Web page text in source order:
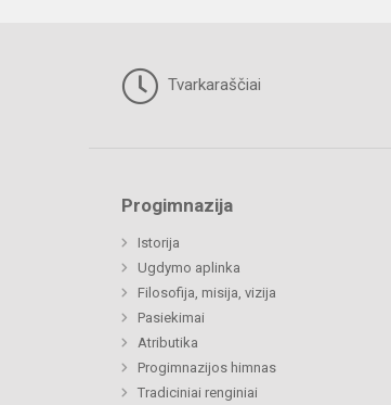
Tvarkaraščiai
Progimnazija
Istorija
Ugdymo aplinka
Filosofija, misija, vizija
Pasiekimai
Atributika
Progimnazijos himnas
Tradiciniai renginiai